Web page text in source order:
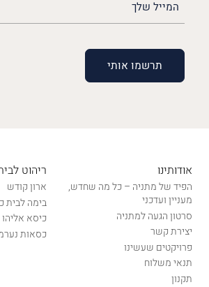
(חובה)
אודותינו
הפיד של מתניה – כל מה שחדש,
מעניין ועדכני
סרטון הגעה למתניה
יצירת קשר
פרויקטים שעשינו
תנאי משלוח
תקנון
ריהוט
ארון קודש
בימה לבית
כיסא אליהו
כסאות